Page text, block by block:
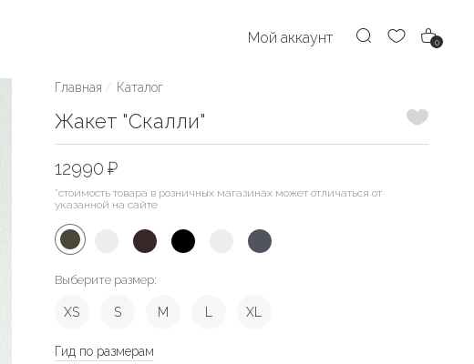
Мой аккаунт 0
Главная Каталог
Жакет "Скалли"
12990 ₽
*стоимость товара в розничных магазинах может отличаться от
указанной на сайте
Выберите размер:
XS S M L XL
Гид по размерам